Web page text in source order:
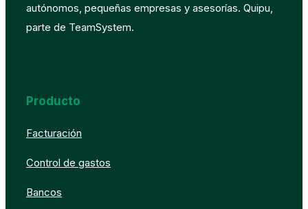
autónomos, pequeñas empresas y asesorías. Quipu,
parte de TeamSystem.
Producto
Facturación
Control de gastos
Bancos